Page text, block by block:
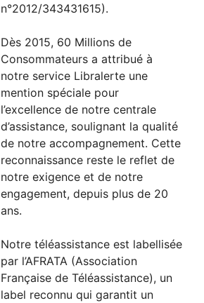
n°2012/343431615).
Dès 2015, 60 Millions de
Consommateurs a attribué à
notre service Libralerte une
mention spéciale pour
l’excellence de notre centrale
d’assistance, soulignant la qualité
de notre accompagnement. Cette
reconnaissance reste le reflet de
notre exigence et de notre
engagement, depuis plus de 20
ans.
Notre téléassistance est labellisée
par l’AFRATA (Association
Française de Téléassistance), un
label reconnu qui garantit un